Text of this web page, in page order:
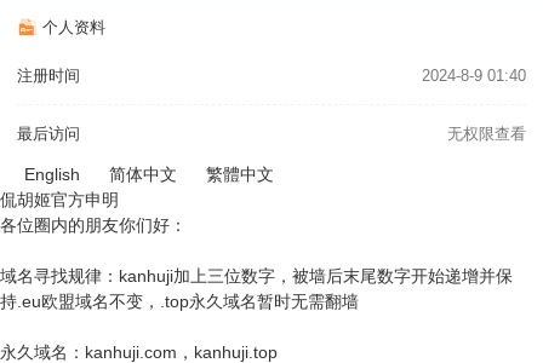
个人资料
注册时间 2024-8-9 01:40
最后访问 无权限查看
English 简体中文
繁體中文
侃胡姬官方申明
各位圈内的朋友你们好：
域名寻找规律：kanhuji加上三位数字，被墙后末尾数字开始递增并保
持.eu欧盟域名不变，.top永久域名暂时无需翻墙
永久域名：kanhuji.com，kanhuji.top